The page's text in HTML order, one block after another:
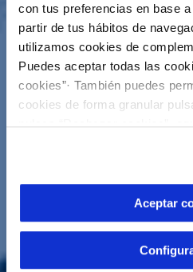
con tus preferencias en base
partir de tus hábitos de
utilizamos cookies de
Puedes aceptar todas las
cookies”· También puedes
cookies de forma granular
pulsas “Rechazar cookies”,
son indispensables para que
por tanto no se pueden
más información en nuestra
Aceptar